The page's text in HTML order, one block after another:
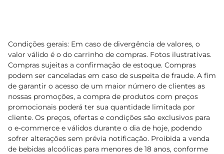
Condições gerais: Em caso de divergência de valores, o
valor válido é o do carrinho de compras. Fotos ilustrativas.
Compras sujeitas a confirmação de estoque. Compras
podem ser canceladas em caso de suspeita de fraude. A fim
de garantir o acesso de um maior número de clientes as
nossas promoções, a compra de produtos com preços
promocionais poderá ter sua quantidade limitada por
cliente. Os preços, ofertas e condições são exclusivos para
o e-commerce e válidos durante o dia de hoje, podendo
sofrer alterações sem prévia notificação. Proibida a venda
de bebidas alcoólicas para menores de 18 anos, conforme